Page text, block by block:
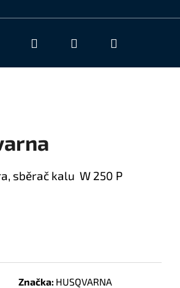
KONTAKT
Hledat Přihlášení
sběrač kalu W 250 P
Značka: HUSQVARNA